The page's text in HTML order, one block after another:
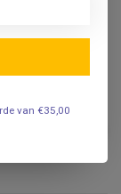
€47,95
van €35,00